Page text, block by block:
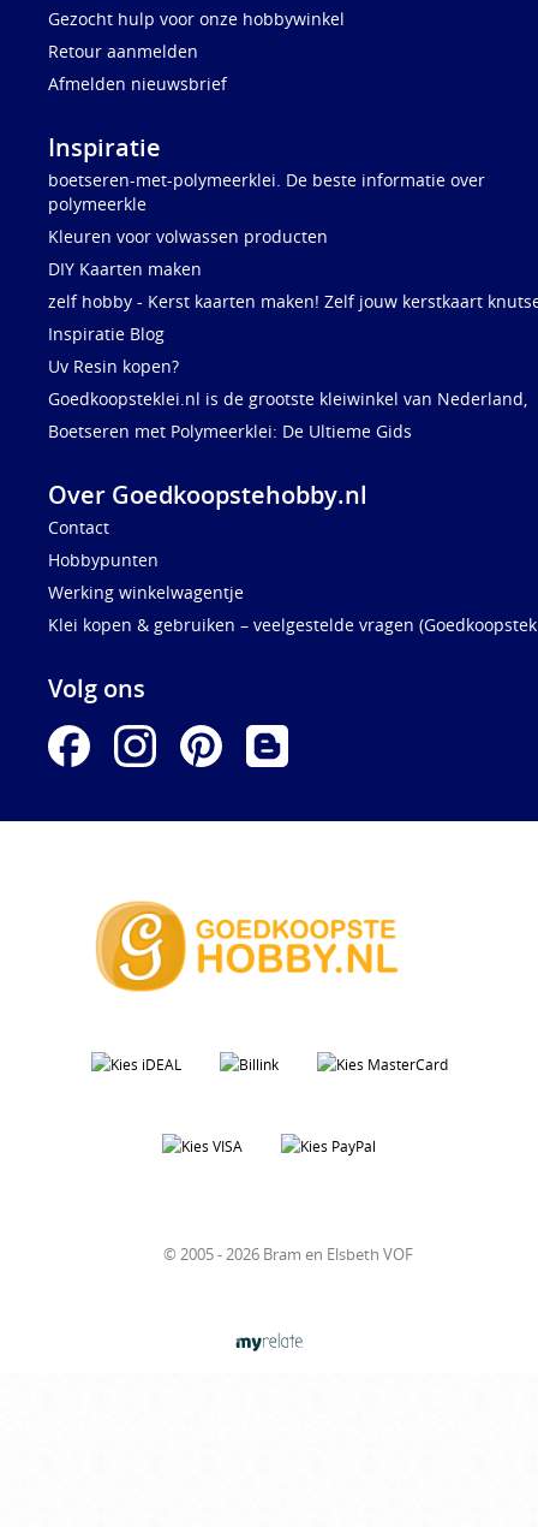
Gezocht hulp voor onze hobbywinkel
Retour aanmelden
Afmelden nieuwsbrief
Inspiratie
boetseren-met-polymeerklei. De beste informatie over
polymeerkle
Kleuren voor volwassen producten
DIY Kaarten maken
zelf hobby - Kerst kaarten maken! Zelf jouw kerstkaart
Inspiratie Blog
Uv Resin kopen?
Goedkoopsteklei.nl is de grootste kleiwinkel van Nederland,
Boetseren met Polymeerklei: De Ultieme Gids
Over Goedkoopstehobby.nl
Contact
Hobbypunten
Werking winkelwagentje
Klei kopen & gebruiken – veelgestelde vragen
Volg ons
© 2005 - 2026 Bram en Elsbeth VOF